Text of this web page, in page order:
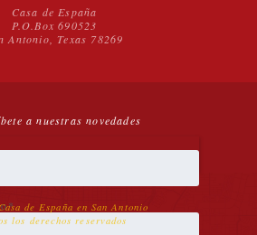
Casa de España
P.O.Box 690523
Antonio, Texas 78269
a nuestras novedades
de España en San Antonio
los derechos reservados